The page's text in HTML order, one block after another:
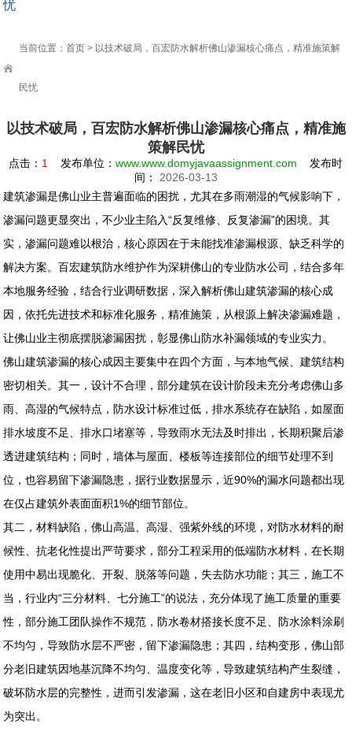
忧
当前位置：首页 > 以技术破局，百宏防水解析佛山渗漏核心痛点，精准施策解
民忧
以技术破局，百宏防水解析佛山渗漏核心痛点，精准施
策解民忧
点击： 1 发布单位：www.www.domyjavaassignment.com 发布时
间： 2026-03-13
建筑渗漏是佛山业主普遍面临的困扰，尤其在多雨潮湿的气候影响下，
渗漏问题更显突出，不少业主陷入“反复维修、反复渗漏”的困境。其
实，渗漏问题难以根治，核心原因在于未能找准渗漏根源、缺乏科学的
解决方案。百宏建筑防水维护作为深耕佛山的专业防水公司，结合多年
本地服务经验，结合行业调研数据，深入解析佛山建筑渗漏的核心成
因，依托先进技术和标准化服务，精准施策，从根源上解决渗漏难题，
让佛山业主彻底摆脱渗漏困扰，彰显佛山防水补漏领域的专业实力。
佛山建筑渗漏的核心成因主要集中在四个方面，与本地气候、建筑结构
密切相关。其一，设计不合理，部分建筑在设计阶段未充分考虑佛山多
雨、高湿的气候特点，防水设计标准过低，排水系统存在缺陷，如屋面
排水坡度不足、排水口堵塞等，导致雨水无法及时排出，长期积聚后渗
透进建筑结构；同时，墙体与屋面、楼板等连接部位的细节处理不到
位，也容易留下渗漏隐患，据行业数据显示，近90%的漏水问题都出现
在仅占建筑外表面面积1%的细节部位。
其二，材料缺陷，佛山高温、高湿、强紫外线的环境，对防水材料的耐
候性、抗老化性提出严苛要求，部分工程采用的低端防水材料，在长期
使用中易出现脆化、开裂、脱落等问题，失去防水功能；其三，施工不
当，行业内“三分材料、七分施工”的说法，充分体现了施工质量的重要
性，部分施工团队操作不规范，防水卷材搭接长度不足、防水涂料涂刷
不均匀，导致防水层不严密，留下渗漏隐患；其四，结构变形，佛山部
分老旧建筑因地基沉降不均匀、温度变化等，导致建筑结构产生裂缝，
破坏防水层的完整性，进而引发渗漏，这在老旧小区和自建房中表现尤
为突出。